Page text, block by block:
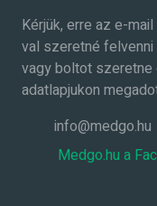
Kérjük, erre az e-
val szeretné
vagy boltot szeretne
adatlapjukon
info@medgo.hu
Medgo.hu a